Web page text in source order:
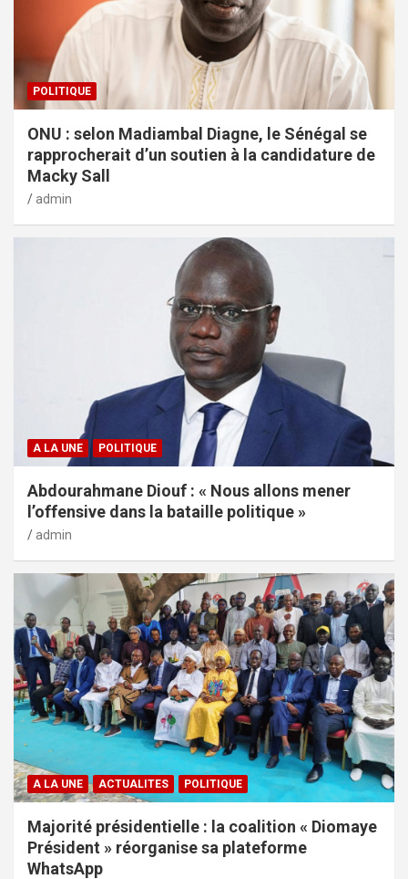
POLITIQUE
ONU : selon Madiambal Diagne, le Sénégal se
rapprocherait d’un soutien à la candidature de
Macky Sall
admin
A LA UNE POLITIQUE
Abdourahmane Diouf : « Nous allons mener
l’offensive dans la bataille politique »
admin
A LA UNE ACTUALITES POLITIQUE
Majorité présidentielle : la coalition « Diomaye
Président » réorganise sa plateforme
WhatsApp